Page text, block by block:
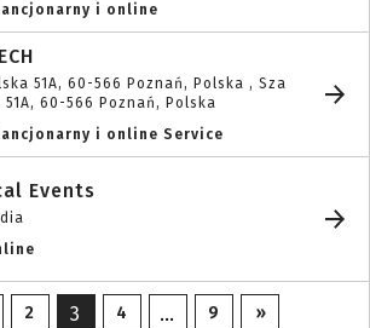
i online
51A, 60-566 Poznań, Polska , Sza
60-566 Poznań, Polska
i online Service
Events
, India
2 3 4 … 9 »